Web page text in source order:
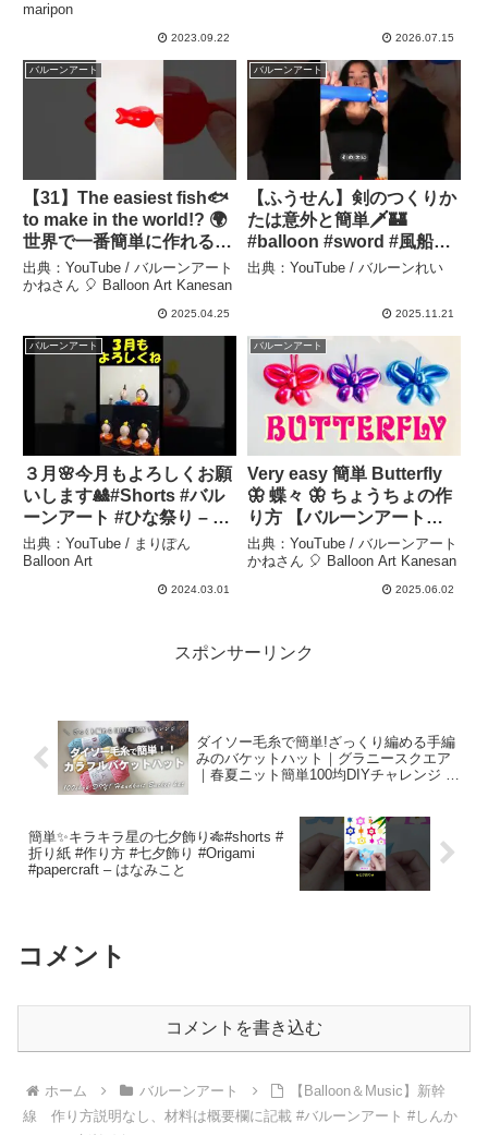
maripon
2023.09.22 2026.07.15
バルーンアート
【31】The easiest fish🐟
to make in the world!? 🌍
世界で一番簡単に作れる魚
🐟？【バルーンアートか
ねさん】 – バルーンアート
かねさん 🎈 Balloon Art
出典：YouTube / バルーンアート
かねさん 🎈 Balloon Art Kanesan
2025.04.25
バルーンアート
【ふうせん】剣のつくりか
たは意外と簡単🗡️🏰
#balloon #sword #風船
#balloons #balloonshorts
出典：YouTube / バルーンれい
2025.11.21
バルーンアート
３月🌸今月もよろしくお願
いします🎎#Shorts #バル
ーンアート #ひな祭り – ま
りぽんBalloon Art
出典：YouTube / まりぽん
Balloon Art
2024.03.01
バルーンアート
Very easy 簡単 Butterfly
🦋 蝶々 🦋 ちょうちょの作
り方 【バルーンアートか
ねさん】 – バルーンアート
かねさん 🎈 Balloon Art
出典：YouTube / バルーンアート
かねさん 🎈 Balloon Art Kanesan
2025.06.02
スポンサーリンク
ダイソー毛糸で簡単!ざっくり編める手編
みのバケットハット｜グラニースクエア
｜春夏ニット簡単100均DIYチャレンジ ｜
簡単✨キラキラ星の七夕飾り🎋#shorts #
折り紙 #作り方 #七夕飾り #Origami
#papercraft – はなみこと
コメント
コメントを書き込む
ホーム バルーンアート
【Balloon＆Music】新幹
線 作り方説明なし、材料は概要欄に記載 #バルーンアート #しんか